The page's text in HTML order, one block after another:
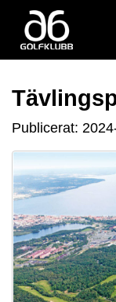
Publicerat: